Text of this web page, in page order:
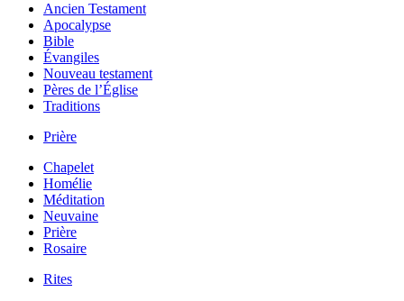
Ancien Testament
Apocalypse
Bible
Évangiles
Nouveau testament
Pères de l’Église
Traditions
Prière
Chapelet
Homélie
Méditation
Neuvaine
Prière
Rosaire
Rites